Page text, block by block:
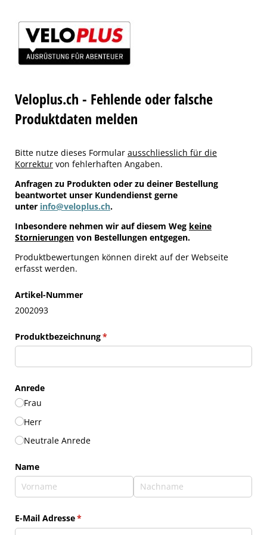
Veloplus.ch - Fehlende oder falsche
Produktdaten melden
Bitte nutze dieses Formular ausschliesslich für die
Korrektur von fehlerhaften Angaben.
Anfragen zu Produkten oder zu deiner Bestellung
beantwortet unser Kundendienst gerne
unter info@veloplus.ch.
Inbesondere nehmen wir auf diesem Weg keine
Stornierungen von Bestellungen entgegen.
Produktbewertungen können direkt auf der Webseite
erfasst werden.
Artikel-Nummer
2002093
Produktbezeichnung*
(erforderlich)
Anrede
Frau
Herr
Neutrale Anrede
Name
E-Mail Adresse*
(erforderlich)